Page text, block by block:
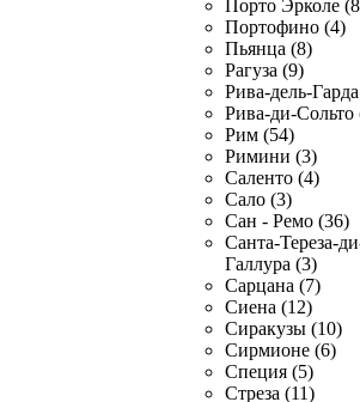
Порто Эрколе
Портофино (4)
Пьянца (8)
Рагуза (9)
Рива-дель-
Рива-ди-Сольто
Рим (54)
Римини (3)
Саленто (4)
Сало (3)
Сан - Ремо (36)
Санта-Тереза-
Галлура (3)
Сарцана (7)
Сиена (12)
Сиракузы (10)
Сирмионе (6)
Специя (5)
Стреза (11)